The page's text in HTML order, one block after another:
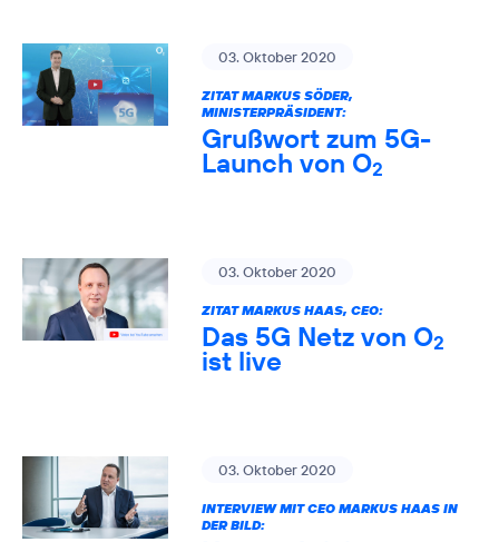
03. Oktober 2020
ZITAT MARKUS SÖDER,
MINISTERPRÄSIDENT:
Grußwort zum 5G-
Launch von O2
03. Oktober 2020
ZITAT MARKUS HAAS, CEO:
Das 5G Netz von O2
ist live
03. Oktober 2020
INTERVIEW MIT CEO MARKUS HAAS IN
DER BILD: